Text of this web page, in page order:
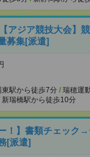
アジア競技大会】
募集[派遣]
駅から徒歩7分 / 瑞穂運
新瑞橋駅から徒歩10分
！】書類チェック
[派遣]